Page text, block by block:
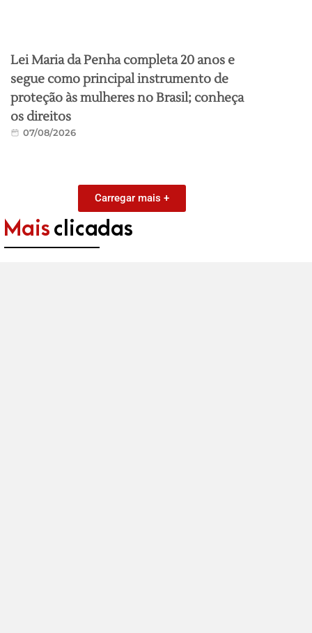
Lei Maria da Penha completa 20 anos e
segue como principal instrumento de
proteção às mulheres no Brasil; conheça
os direitos
07/08/2026
Carregar mais +
Mais clicadas